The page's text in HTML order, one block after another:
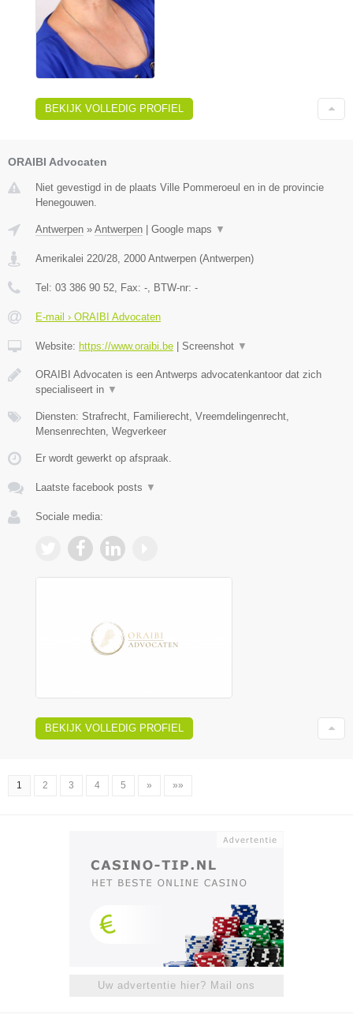
BEKIJK VOLLEDIG PROFIEL
ORAIBI Advocaten
Niet gevestigd in de plaats Ville Pommeroeul en in de provincie
Henegouwen.
Antwerpen » Antwerpen | Google maps ▼
Amerikalei 220/28 2000 Antwerpen (Antwerpen)
Tel: 03 386 90 52 , Fax: - , BTW-nr: -
E-mail › ORAIBI Advocaten
Website: https://www.oraibi.be | Screenshot ▼
ORAIBI Advocaten is een Antwerps advocatenkantoor dat zich
specialiseert in ▼
Diensten: Strafrecht, Familierecht, Vreemdelingenrecht,
Mensenrechten, Wegverkeer
Er wordt gewerkt op afspraak.
Laatste facebook posts ▼
Sociale media:
BEKIJK VOLLEDIG PROFIEL
1 2 3 4 5 » »»
Uw advertentie hier? Mail ons